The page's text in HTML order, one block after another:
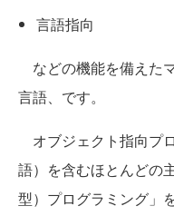
言語指向
などの機能を備えた
言語、です。
オブジェクト指向プ
語）を含むほとんどの
型）プログラミング」